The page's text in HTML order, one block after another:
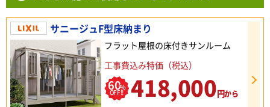
サニージュF型床納まり
フラット屋根の床付きサンルーム
工事費込み特価（税込）
60%
OFF!! 418,000円から